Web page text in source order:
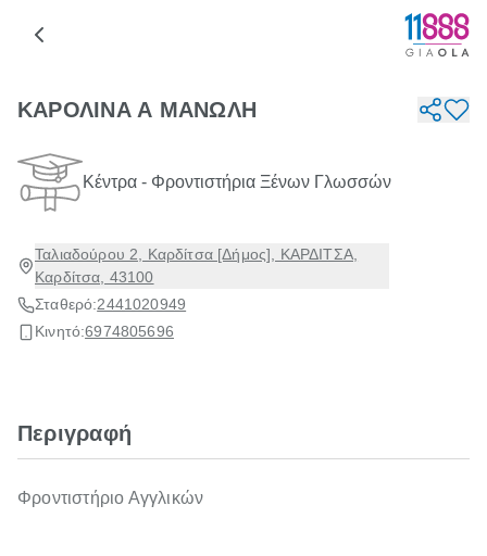
ΚΑΡΟΛΙΝΑ Α ΜΑΝΩΛΗ
Κέντρα - Φροντιστήρια Ξένων Γλωσσών
Ταλιαδούρου 2, Καρδίτσα [Δήμος], ΚΑΡΔΙΤΣΑ,
Καρδίτσα, 43100
Σταθερό:2441020949
Κινητό:6974805696
Περιγραφή
Φροντιστήριο Αγγλικών